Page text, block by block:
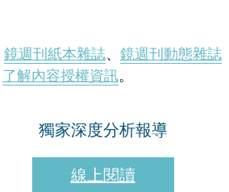
鏡週刊紙本雜誌、 鏡週刊動態雜誌
了解內容授權資訊。
獨家深度分析報導
線上閱讀